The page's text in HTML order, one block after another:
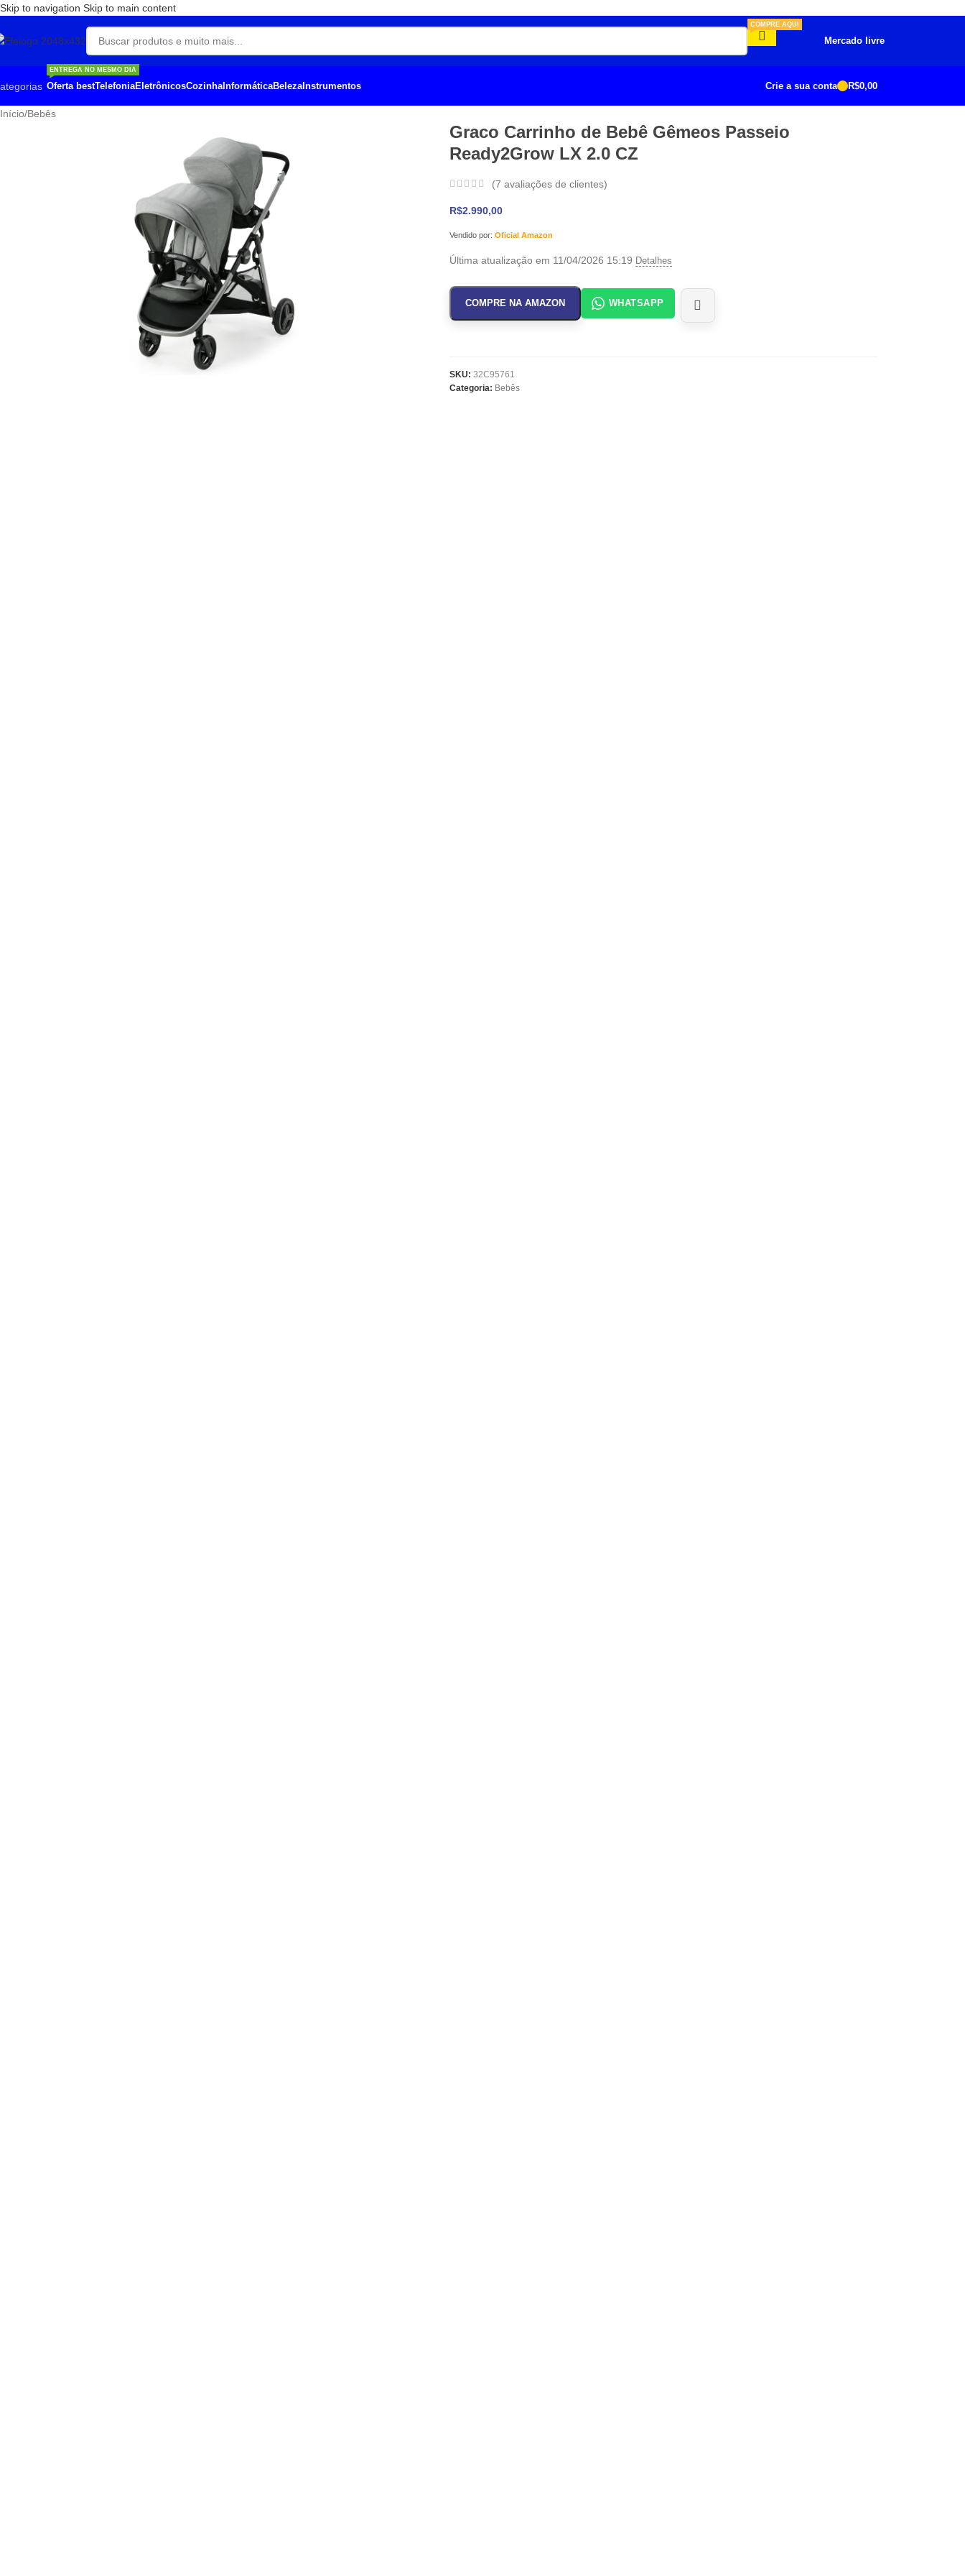
Skip to navigation Skip to main content
Mercado livre
COMPRE AQUI
Oferta best
ENTREGA NO MESMO DIA
TelefoniaEletrônicosCozinhaInformáticaBelezaInstrumentos Crie a sua conta R$0,00
Início/Bebês
Graco Carrinho de Bebê Gêmeos Passeio
Ready2Grow LX 2.0 CZ
(7 avaliações de clientes)
R$2.990,00
Vendido por: Oficial Amazon
Última atualização em 11/04/2026 15:19 Detalhes
COMPRE NA AMAZON WHATSAPP
SKU: 32C95761
Categoria: Bebês